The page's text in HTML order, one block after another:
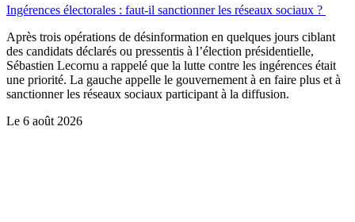
Ingérences électorales : faut-il sanctionner les réseaux sociaux ?
Après trois opérations de désinformation en quelques jours ciblant
des candidats déclarés ou pressentis à l’élection présidentielle,
Sébastien Lecornu a rappelé que la lutte contre les ingérences était
une priorité. La gauche appelle le gouvernement à en faire plus et à
sanctionner les réseaux sociaux participant à la diffusion.
Le 6 août 2026